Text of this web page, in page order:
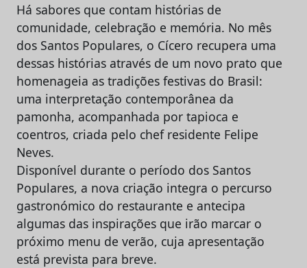
Há sabores que contam histórias de
comunidade, celebração e memória. No mês
dos Santos Populares, o Cícero recupera uma
dessas histórias através de um novo prato que
homenageia as tradições festivas do Brasil:
uma interpretação contemporânea da
pamonha, acompanhada por tapioca e
coentros, criada pelo chef residente Felipe
Neves.
Disponível durante o período dos Santos
Populares, a nova criação integra o percurso
gastronómico do restaurante e antecipa
algumas das inspirações que irão marcar o
próximo menu de verão, cuja apresentação
está prevista para breve.